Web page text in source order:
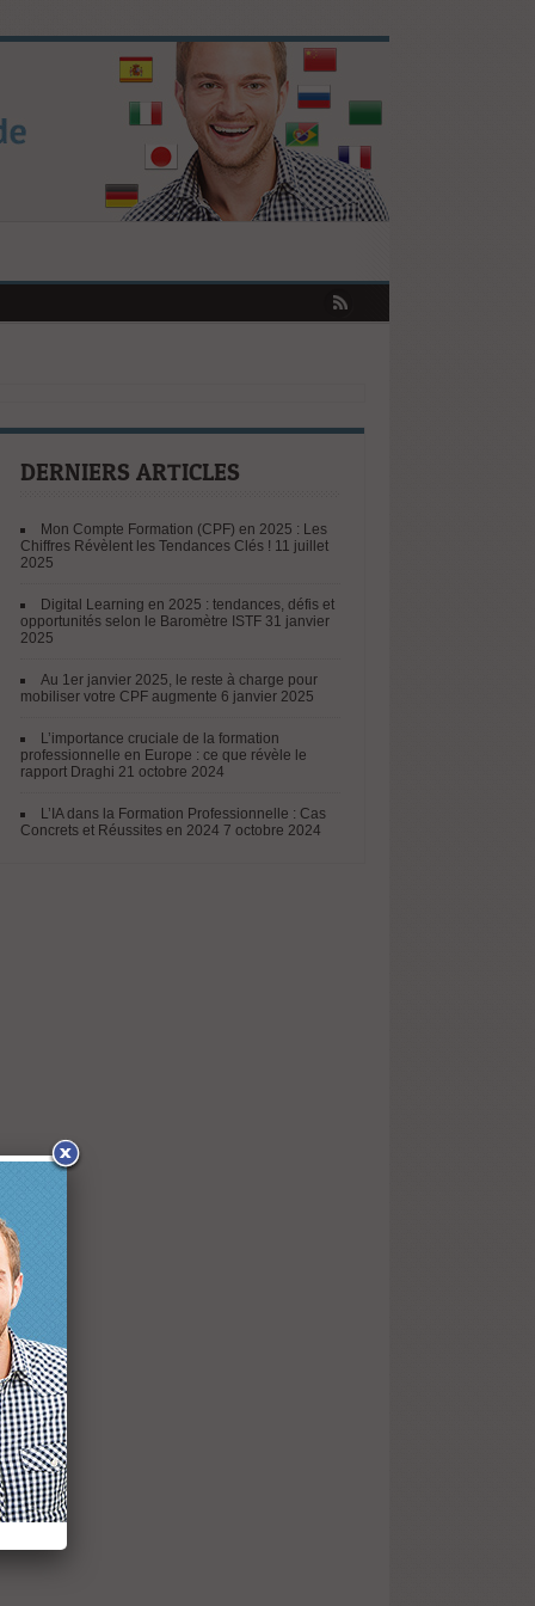
les Tendances Clés !
votre CPF augmente
DERNIERS ARTICLES
Mon Compte Formation (CPF) en 2025 : Les
Chiffres Révèlent les Tendances Clés ! 11 juillet
2025
Digital Learning en 2025 : tendances, défis et
opportunités selon le Baromètre ISTF 31 janvier
2025
Au 1er janvier 2025, le reste à charge pour
mobiliser votre CPF augmente 6 janvier 2025
L’importance cruciale de la formation
professionnelle en Europe : ce que révèle le
rapport Draghi 21 octobre 2024
L’IA dans la Formation Professionnelle : Cas
Concrets et Réussites en 2024 7 octobre 2024